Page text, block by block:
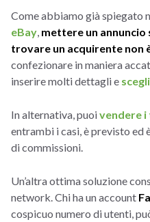
Come abbiamo già spiegato
eBay mettere un annuncio
trovare un acquirente non
confezionare in maniera
inserire molti dettagli e
In alternativa, puoivendere i
entrambi i casi, è previsto ed
di commissioni.
Un’altra ottima soluzione
network. Chi ha un account
cospicuo numero di utenti,